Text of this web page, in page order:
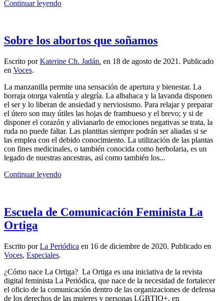
Continuar leyendo
Sobre los abortos que soñamos
Escrito porKaterine Ch. Jadán. en 18 de agosto de 2021 . Publicado
en Voces.
La manzanilla permite una sensación de apertura y bienestar. La
borraja otorga valentía y alegría. La albahaca y la lavanda disponen
el ser y lo liberan de ansiedad y nerviosismo. Para relajar y preparar
el útero son muy útiles las hojas de frambueso y el brevo; y si de
disponer el corazón y alivianarlo de emociones negativas se trata, la
ruda no puede faltar. Las plantitas siempre podrán ser aliadas si se
las emplea con el debido conocimiento. La utilización de las plantas
con fines medicinales, o también conocida como herbolaria, es un
legado de nuestras ancestras, así como también los...
Continuar leyendo
Escuela de Comunicación Feminista La
Ortiga
Escrito porLa Periódica en 16 de diciembre de 2020. Publicado en
Voces, Especiales.
¿Cómo nace La Ortiga? La Ortiga es una iniciativa de la revista
digital feminista La Periódica, que nace de la necesidad de fortalecer
el oficio de la comunicación dentro de las organizaciones de defensa
de los derechos de las mujeres y personas LGBTIQ+, en